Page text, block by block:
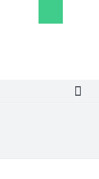
košík